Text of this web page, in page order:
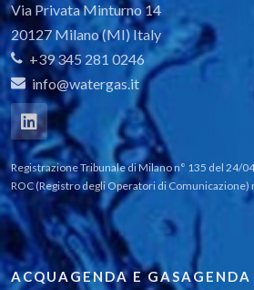
Via Privata Minturno 14
20127 Milano (MI) Italy
+39 345 281 0246
info@watergas.it
Registrazione Tribunale di Milano n° 135 del 24/
ROC (Registro degli Operatori di
ACQUAGENDA E GASAGENDA